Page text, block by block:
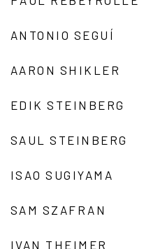
ANTONIO SEGUÍ
AARON SHIKLER
EDIK STEINBERG
SAUL STEINBERG
ISAO SUGIYAMA
SAM SZAFRAN
IVAN THEIMER